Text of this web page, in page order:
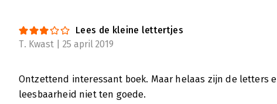
Lees de kleine lettertjes
T. Kwast | 25 april 2019
Ontzettend interessant boek. Maar helaas zijn de letters
leesbaarheid niet ten goede.